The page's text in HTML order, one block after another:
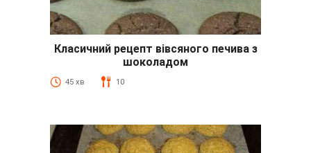
Класичний рецепт вівсяного печива з
шоколадом
45 хв 10